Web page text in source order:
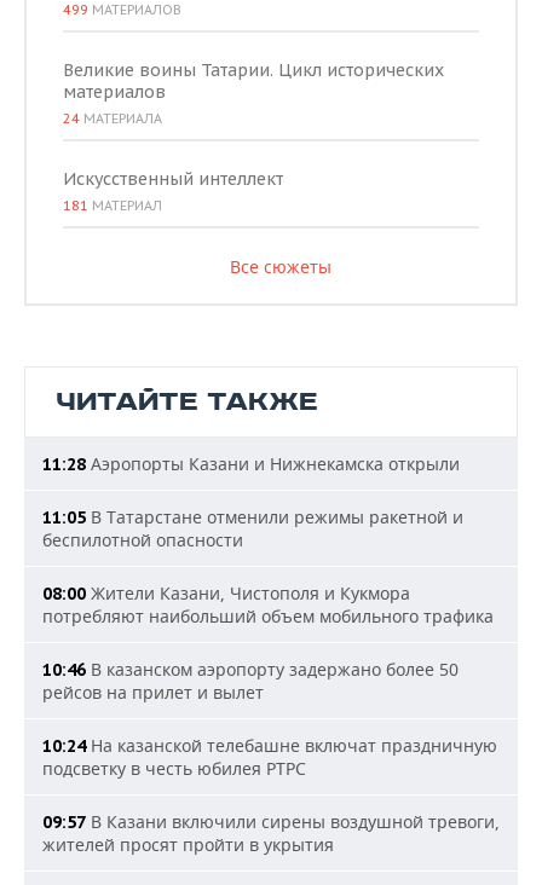
499 МАТЕРИАЛОВ
Великие воины Татарии. Цикл исторических
материалов
24 МАТЕРИАЛА
Искусственный интеллект
181 МАТЕРИАЛ
Все сюжеты
ЧИТАЙТЕ ТАКЖЕ
11:28 Аэропорты Казани и Нижнекамска открыли
11:05 В Татарстане отменили режимы ракетной и
беспилотной опасности
08:00 Жители Казани, Чистополя и Кукмора
потребляют наибольший объем мобильного трафика
10:46 В казанском аэропорту задержано более 50
рейсов на прилет и вылет
10:24На казанской телебашне включат праздничную
подсветку в честь юбилея РТРС
09:57 В Казани включили сирены воздушной тревоги,
жителей просят пройти в укрытия